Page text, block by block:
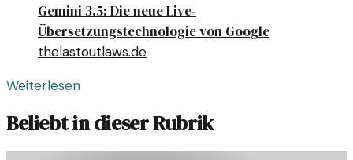
Gemini 3.5: Die neue Live-
Übersetzungstechnologie von Google
thelastoutlaws.de
Weiterlesen
Beliebt in dieser Rubrik